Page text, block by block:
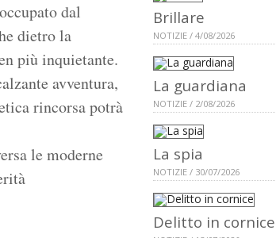
dal
die­tro la
più inquietante.
avventura,
rincorsa potrà
le moderne
Brillare
NOTIZIE / 4/08/2026
La guardiana
NOTIZIE / 2/08/2026
La spia
NOTIZIE / 30/07/2026
Delitto in cornice